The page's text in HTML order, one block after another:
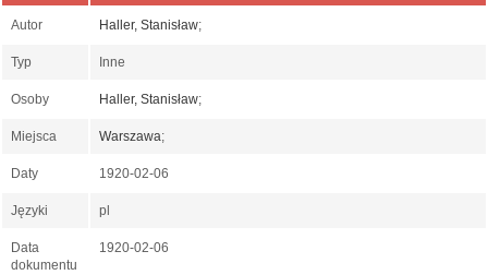
Autor Haller, Stanisław;
Typ Inne
Osoby Haller, Stanisław;
Miejsca Warszawa;
Daty 1920-02-06
Języki pl
Data
dokumentu
1920-02-06